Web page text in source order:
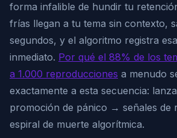
forma infalible de hundir tu
frías llegan a tu tema sin contexto,
segundos, y el algoritmo registra
inmediato. Por qué el 88% de los
a 1.000 reproducciones a menudo
exactamente a esta secuencia:
promoción de pánico → señales de
espiral de muerte algorítmica.